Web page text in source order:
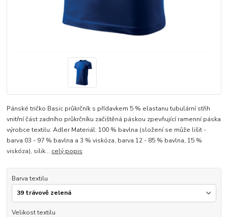
Pánské tričko Basic průkrčník s přídavkem 5 % elastanu tubulární střih
vnitřní část zadního průkrčníku začištěná páskou zpevňující ramenní páska
výrobce textilu: Adler Materiál: 100 % bavlna (složení se může lišit -
barva 03 - 97 % bavlna a 3 % viskóza, barva 12 - 85 % bavlna, 15 %
viskóza), silik... celý popis
Barva textilu
Velikost textilu